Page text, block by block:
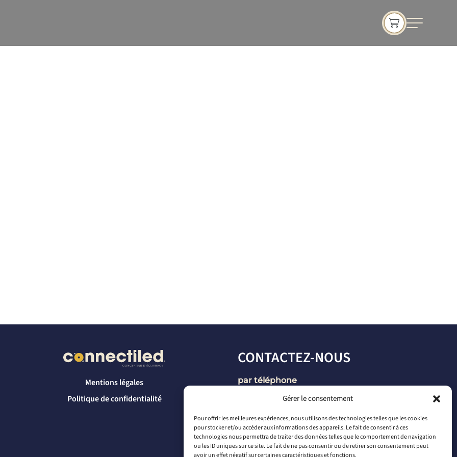
Gérer le consentement
Pour offrir les meilleures expériences, nous utilisons des technologies telles que les cookies
pour stocker et/ou accéder aux informations des appareils. Le fait de consentir à ces
technologies nous permettra de traiter des données telles que le comportement de navigation
ou les ID uniques sur ce site. Le fait de ne pas consentir ou de retirer son consentement peut
avoir un effet négatif sur certaines caractéristiques et fonctions.
Mentions légales
Politique de confidentialité
CONTACTEZ-NOUS
par téléphone
+33 2 46 65 56 66
par mail
contact@connectiled.com